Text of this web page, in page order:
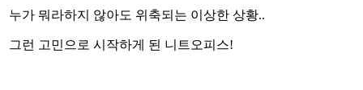
누가 뭐라하지 않아도 위축되는 이상한 상황..
그런 고민으로 시작하게 된 니트오피스!